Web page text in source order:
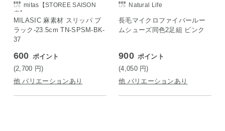
mitas【STOREE SAISON
店】
MILASIC 麻素材 スリッパ ブ
ラック-23.5cm TN-SPSM-BK-
37
600 ポイント
(2,700 円)
他 バリエーションあり
Natural Life
長毛マイクロファイバールー
ムシューズ同色2足組 ピンク
900 ポイント
(4,050 円)
他 バリエーションあり